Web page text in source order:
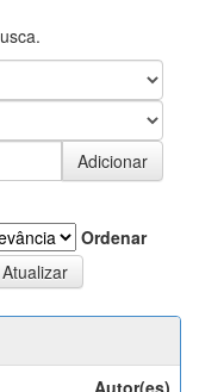
Ordenar
Autor(es)